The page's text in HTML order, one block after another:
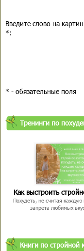
Введите слово на
*:
* - обязательные поля
Тренинги по
Как выстроить
Похудеть, не считая каждую
запрета любимых
Книги по стройной